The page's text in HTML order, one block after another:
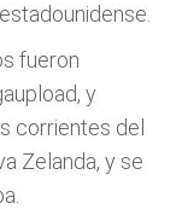
fueron
y
corrientes del
Zelanda, y se